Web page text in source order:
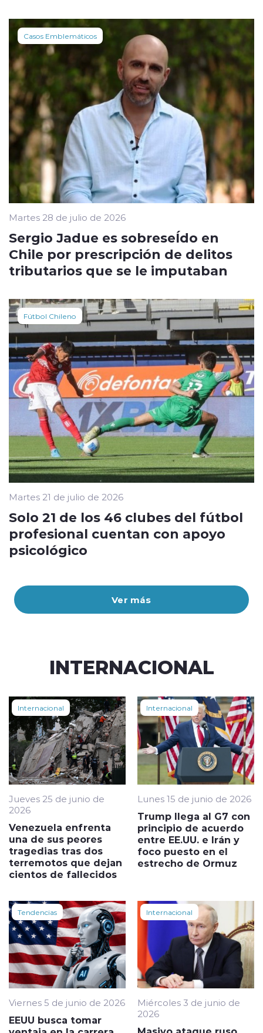
Ver más
Casos Emblemáticos
Martes 28 de julio de 2026
Sergio Jadue es sobreseÍdo en
Chile por prescripción de delitos
tributarios que se le imputaban
Fútbol Chileno
Martes 21 de julio de 2026
Solo 21 de los 46 clubes del fútbol
profesional cuentan con apoyo
psicológico
INTERNACIONAL
Internacional
Jueves 25 de junio de
2026
Venezuela enfrenta
una de sus peores
tragedias tras dos
terremotos que dejan
cientos de fallecidos
Internacional
Lunes 15 de junio de 2026
Trump llega al G7 con
principio de acuerdo
entre EE.UU. e Irán y
foco puesto en el
estrecho de Ormuz
Tendencias
Viernes 5 de junio de 2026
EEUU busca tomar
Internacional
Miércoles 3 de junio de
2026